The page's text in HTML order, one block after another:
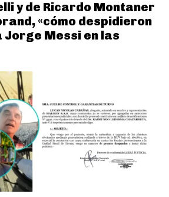
y de Ricardo Montaner
«cómo despidieron
Jorge Messi en las